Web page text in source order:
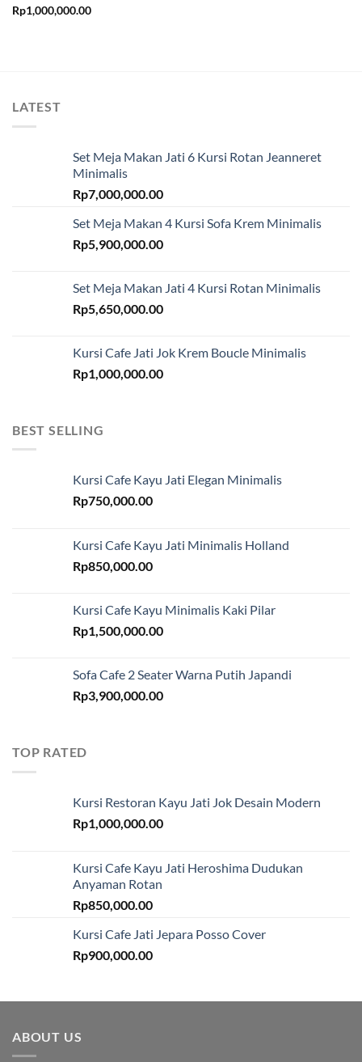
Rp1,000,000.00
LATEST
Set Meja Makan Jati 6 Kursi Rotan Jeanneret
Minimalis
Rp7,000,000.00
Set Meja Makan 4 Kursi Sofa Krem Minimalis
Rp5,900,000.00
Set Meja Makan Jati 4 Kursi Rotan Minimalis
Rp5,650,000.00
Kursi Cafe Jati Jok Krem Boucle Minimalis
Rp1,000,000.00
BEST SELLING
Kursi Cafe Kayu Jati Elegan Minimalis
Rp750,000.00
Kursi Cafe Kayu Jati Minimalis Holland
Rp850,000.00
Kursi Cafe Kayu Minimalis Kaki Pilar
Rp1,500,000.00
Sofa Cafe 2 Seater Warna Putih Japandi
Rp3,900,000.00
TOP RATED
Kursi Restoran Kayu Jati Jok Desain Modern
Rp1,000,000.00
Kursi Cafe Kayu Jati Heroshima Dudukan
Anyaman Rotan
Rp850,000.00
Kursi Cafe Jati Jepara Posso Cover
Rp900,000.00
ABOUT US